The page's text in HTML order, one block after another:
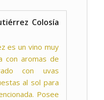
Colosía
es un vino muy
con aromas de
con uvas
al sol para
Posee